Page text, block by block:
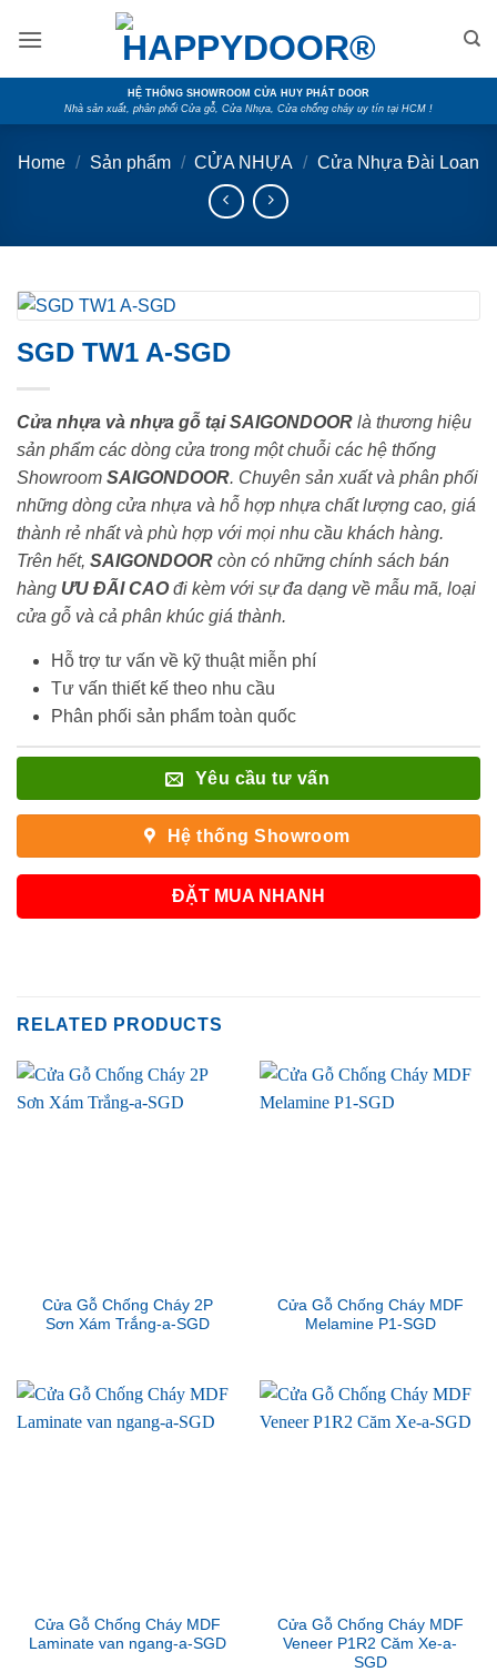
HỆ THỐNG SHOWROOM CỬA HUY PHÁT DOOR
Nhà sản xuất, phân phối Cửa gỗ, Cửa Nhựa, Cửa chống cháy uy tín tại HCM !
Home / Sản phẩm / CỬA NHỰA / Cửa Nhựa Đài Loan
SGD TW1 A-SGD
Cửa nhựa và nhựa gỗ tại SAIGONDOOR là thương hiệu
sản phẩm các dòng cửa trong một chuỗi các hệ thống
Showroom SAIGONDOOR. Chuyên sản xuất và phân phối
những dòng cửa nhựa và hỗ hợp nhựa chất lượng cao, giá
thành rẻ nhất và phù hợp với mọi nhu cầu khách hàng.
Trên hết, SAIGONDOOR còn có những chính sách bán
hàng ƯU ĐÃI CAOđi kèm với sự đa dạng về mẫu mã, loại
cửa gỗ và cả phân khúc giá thành.
Hỗ trợ tư vấn về kỹ thuật miễn phí
Tư vấn thiết kế theo nhu cầu
Phân phối sản phẩm toàn quốc
Yêu cầu tư vấn
Hệ thống Showroom
ĐẶT MUA NHANH
RELATED PRODUCTS
Cửa Gỗ Chống Cháy 2P
Sơn Xám Trắng-a-SGD
Cửa Gỗ Chống Cháy MDF
Melamine P1-SGD
Cửa Gỗ Chống Cháy MDF
Laminate van ngang-a-SGD
Cửa Gỗ Chống Cháy MDF
Veneer P1R2 Căm Xe-a-
SGD